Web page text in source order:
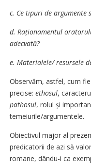
c. Ce tipuri de argumente
d. Raționamentul
adecvată?
e. Materialele/ resursele
Observăm, astfel, cum
precise: ethosul,
pathosul, rolul și
temeiurile/argumentele.
Obiectivul major al
predicatorii de azi să
romane, dându-i ca